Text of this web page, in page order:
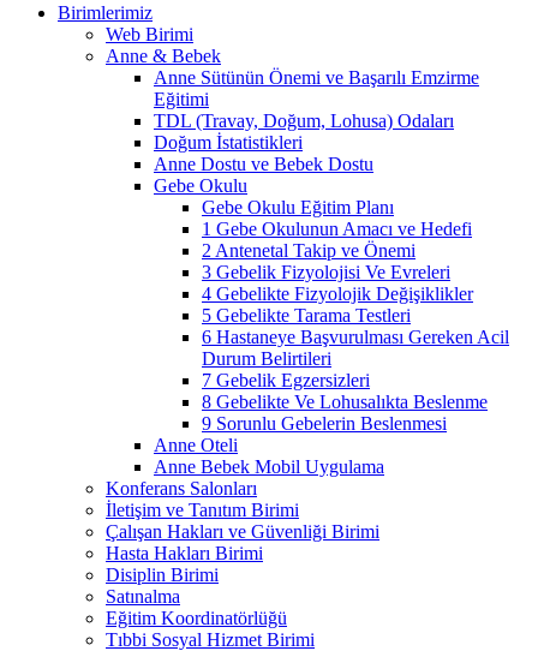
Birimlerimiz
Web Birimi
Anne & Bebek
Anne Sütünün Önemi ve Başarılı Emzirme
Eğitimi
TDL (Travay, Doğum, Lohusa) Odaları
Doğum İstatistikleri
Anne Dostu ve Bebek Dostu
Gebe Okulu
Gebe Okulu Eğitim Planı
1 Gebe Okulunun Amacı ve Hedefi
2 Antenetal Takip ve Önemi
3 Gebelik Fizyolojisi Ve Evreleri
4 Gebelikte Fizyolojik Değişiklikler
5 Gebelikte Tarama Testleri
6 Hastaneye Başvurulması Gereken Acil
Durum Belirtileri
7 Gebelik Egzersizleri
8 Gebelikte Ve Lohusalıkta Beslenme
9 Sorunlu Gebelerin Beslenmesi
Anne Oteli
Anne Bebek Mobil Uygulama
Konferans Salonları
İletişim ve Tanıtım Birimi
Çalışan Hakları ve Güvenliği Birimi
Hasta Hakları Birimi
Disiplin Birimi
Satınalma
Eğitim Koordinatörlüğü
Tıbbi Sosyal Hizmet Birimi